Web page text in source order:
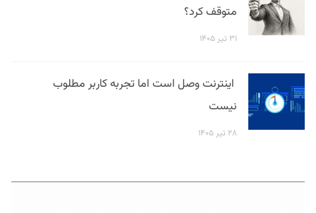
متوقف کرد؟
۳۱ تیر ۱۴۰۵
اینترنت وصل است اما تجربه کاربر مطلوب
نیست
۲۸ تیر ۱۴۰۵